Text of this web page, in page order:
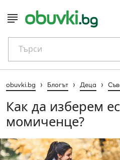
Търси
obuvki.bg › Блогът › Деца ›
Как да изберем
момиченце?